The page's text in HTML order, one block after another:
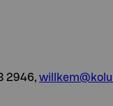
2946,